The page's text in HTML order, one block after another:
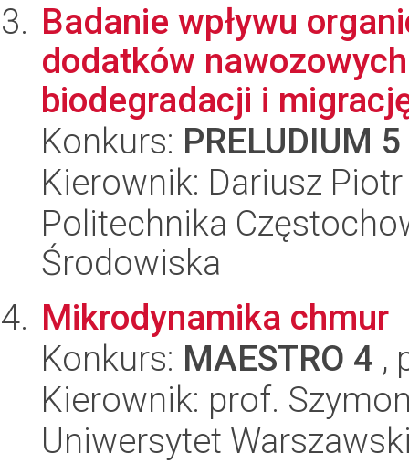
Badanie wpływu
dodatków
biodegradacji i
Konkurs: PRELUDIUM 5
Kierownik: Dariusz Piotr
Politechnika
Środowiska
Mikrodynamika chmur
Konkurs: MAESTRO 4 ,
Kierownik: prof.
Uniwersytet